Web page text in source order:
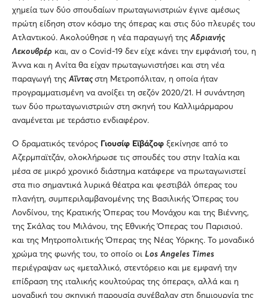
χημεία των δύο σπουδαίων πρωταγωνιστριών έγινε αμέσως
πρώτη είδηση στον κόσμο της όπερας και στις δύο πλευρές του
Ατλαντικού. Ακολούθησε η νέα παραγωγή της Αδριανής
Λεκουβρέρ και, αν ο Covid-19 δεν είχε κάνει την εμφάνισή του, η
Άννα και η Ανίτα θα είχαν πρωταγωνιστήσει και στη νέα
παραγωγή της Αΐνταςστη Μετροπόλιταν, η οποία ήταν
προγραμματισμένη να ανοίξει τη σεζόν 2020/21. Η συνάντηση
των δύο πρωταγωνιστριών στη σκηνή του Καλλιμάρμαρου
αναμένεται με τεράστιο ενδιαφέρον.
Ο δραματικός τενόρος Γιουσίφ Εϊβάζοφ ξεκίνησε από το
Αζερμπαϊτζάν, ολοκλήρωσε τις σπουδές του στην Ιταλία και
μέσα σε μικρό χρονικό διάστημα κατάφερε να πρωταγωνιστεί
στα πιο σημαντικά λυρικά θέατρα και φεστιβάλ όπερας του
πλανήτη, συμπεριλαμβανομένης της Βασιλικής Όπερας του
Λονδίνου, της Κρατικής Όπερας του Μονάχου και της Βιέννης,
της Σκάλας του Μιλάνου, της Εθνικής Όπερας του Παρισιού.
και της Μητροπολιτικής Όπερας της Νέας Υόρκης. Το μοναδικό
χρώμα της φωνής του, το οποίο οι Los Angeles Times
περιέγραψαν ως «μεταλλικό, στεντόρειο και με εμφανή την
επίδραση της ιταλικής κουλτούρας της όπερας», αλλά και η
μοναδική του σκηνική παρουσία συνέβαλαν στη δημιουργία της